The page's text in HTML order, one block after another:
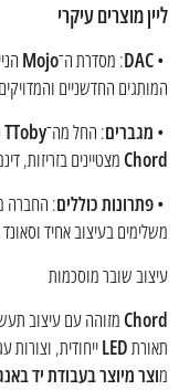
ליין מוצרים עיקרי
•
DAC: מסדרת ה־Mojo
המותגים החדשניים
• מגברים: החל מה־TToby
Chordמצטיינים בזריזות,
•פתרונות כוללים: החברה
משלימים בעיצוב אחיד
עיצוב שובר מוסכמות
Chordמזוהה עם עיצוב
תאורתLEDייחודית,
מוצר מיוצר בעבודת יד